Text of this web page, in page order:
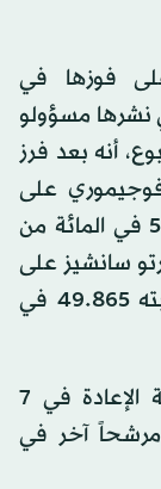
على فوزها في
نشرها مسؤولو
أنه بعد فرز
فوجيموري على
9.223.000 صوت؛ أي ما نسبته 50.135 في المائة من
سانشيز على
أكثر من 9.173.000 صوت؛ أي ما نسبته 49.865 في
وتأهلت فوجيموري وسانشيز إلى جولة الإعادة في 7
(حزيران) بعد تغلبهما على 33 مرشحاً آخر في